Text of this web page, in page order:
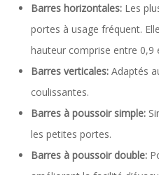
Barres horizontales: Les
portes à usage fréquent.
hauteur comprise entre 0,9
Barres verticales: Adaptés
coulissantes.
Barres à poussoir simple:
les petites portes.
Barres à poussoir double: